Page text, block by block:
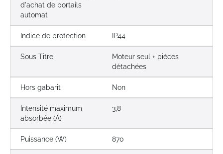
d'achat de portails
automat
Indice de protection IP44
Sous Titre
Moteur seul + pièces
détachées
Hors gabarit Non
Intensité maximum
absorbée (A)
3,8
Puissance (W) 870